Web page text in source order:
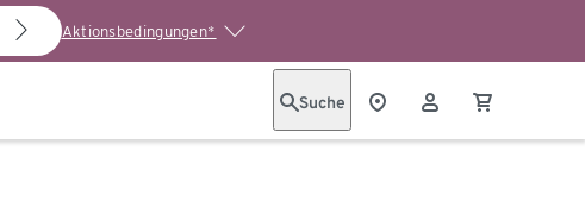
Aktionsbedingungen*
Suche